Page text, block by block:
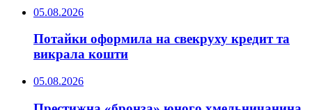
05.08.2026
Потайки оформила на свекруху кредит та
викрала кошти
05.08.2026